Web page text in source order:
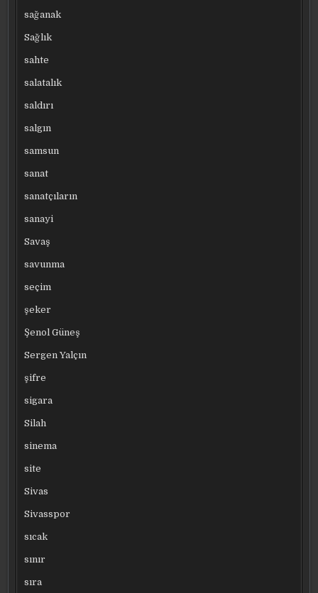
sağanak
Sağlık
sahte
salatalık
saldırı
salgın
samsun
sanat
sanatçıların
sanayi
Savaş
savunma
seçim
şeker
Şenol Güneş
Sergen Yalçın
şifre
sigara
Silah
sinema
site
Sivas
Sivasspor
sıcak
sınır
sıra